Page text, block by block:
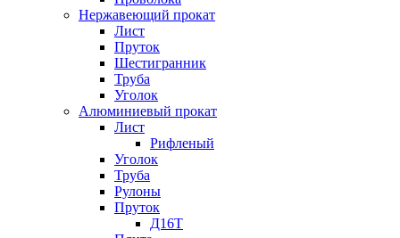
Нержавеющий прокат
Лист
Пруток
Шестигранник
Труба
Уголок
Алюминиевый прокат
Лист
Рифленый
Уголок
Труба
Рулоны
Пруток
Д16Т